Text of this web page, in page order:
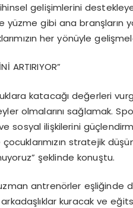
gelişimlerini
gibi ana branşların
her yönüyle
ARTIRIYOR”
katacağı değerleri
olmalarını sağlamak.
sosyal ilişkilerini
stratejik
şeklinde konuştu.
antrenörler eşliğinde
kuracak ve